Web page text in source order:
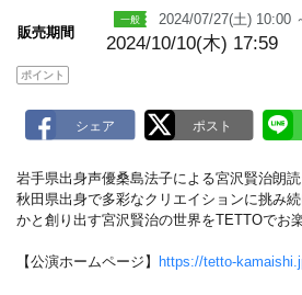
販売期間
2024/07/27(土) 10:00
2024/10/10(木) 17:59
ポイント
岩手県出身声優桑島法子による宮沢賢治朗読
秋田県出身で多彩なクリエイションに挑み
かと創り出す宮沢賢治の世界をTETTOでお
【公演ホームページ】 https://tetto-